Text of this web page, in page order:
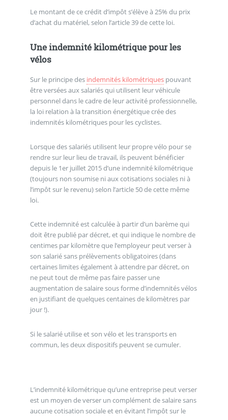
Le montant de ce crédit d’impôt s’élève à 25% du prix
d’achat du matériel, selon l’article 39 de cette loi.
Une indemnité kilométrique pour les
vélos
Sur le principe des indemnités kilométriquespouvant
être versées aux salariés qui utilisent leur véhicule
personnel dans le cadre de leur activité professionnelle,
la loi relation à la transition énergétique crée des
indemnités kilométriques pour les cyclistes.
Lorsque des salariés utilisent leur propre vélo pour se
rendre sur leur lieu de travail, ils peuvent bénéficier
depuis le 1er juillet 2015 d’une indemnité kilométrique
(toujours non soumise ni aux cotisations sociales ni à
l’impôt sur le revenu) selon l’article 50 de cette même
loi.
Cette indemnité est calculée à partir d’un barème qui
doit être publié par décret, et qui indique le nombre de
centimes par kilomètre que l’employeur peut verser à
son salarié sans prélèvements obligatoires (dans
certaines limites également à attendre par décret, on
ne peut tout de même pas faire passer une
augmentation de salaire sous forme d’indemnités vélos
en justifiant de quelques centaines de kilomètres par
jour !).
Si le salarié utilise et son vélo et les transports en
commun, les deux dispositifs peuvent se cumuler.
L’indemnité kilométrique qu’une entreprise peut verser
est un moyen de verser un complément de salaire sans
aucune cotisation sociale et en évitant l’impôt sur le